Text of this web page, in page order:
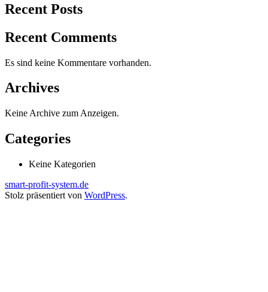
Recent Posts
Recent Comments
Es sind keine Kommentare vorhanden.
Archives
Keine Archive zum Anzeigen.
Categories
Keine Kategorien
smart-profit-system.de
Stolz präsentiert von WordPress.